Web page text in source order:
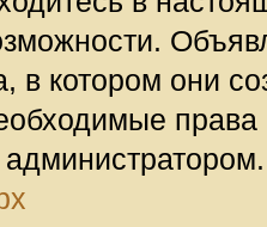
в котором они
права